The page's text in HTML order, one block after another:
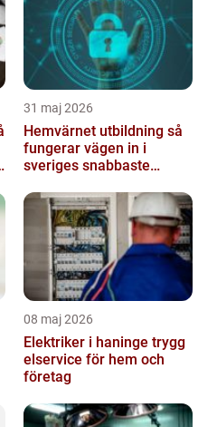
31 maj 2026
Hemvärnet utbildning så
fungerar vägen in i
sveriges snabbaste
08 maj 2026
Elektriker i haninge trygg
elservice för hem och
företag